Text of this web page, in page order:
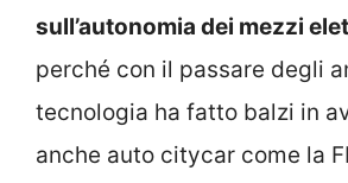
sull’autonomia dei mezzi
perché con il passare degli
tecnologia ha fatto balzi in
anche auto citycar come la